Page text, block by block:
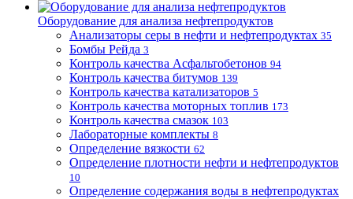
Оборудование для анализа нефтепродуктов
Анализаторы серы в нефти и нефтепродуктах 35
Бомбы Рейда 3
Контроль качества Асфальтобетонов 94
Контроль качества битумов 139
Контроль качества катализаторов 5
Контроль качества моторных топлив 173
Контроль качества смазок 103
Лабораторные комплекты 8
Определение вязкости 62
Определение плотности нефти и нефтепродуктов
10
Определение содержания воды в нефтепродуктах